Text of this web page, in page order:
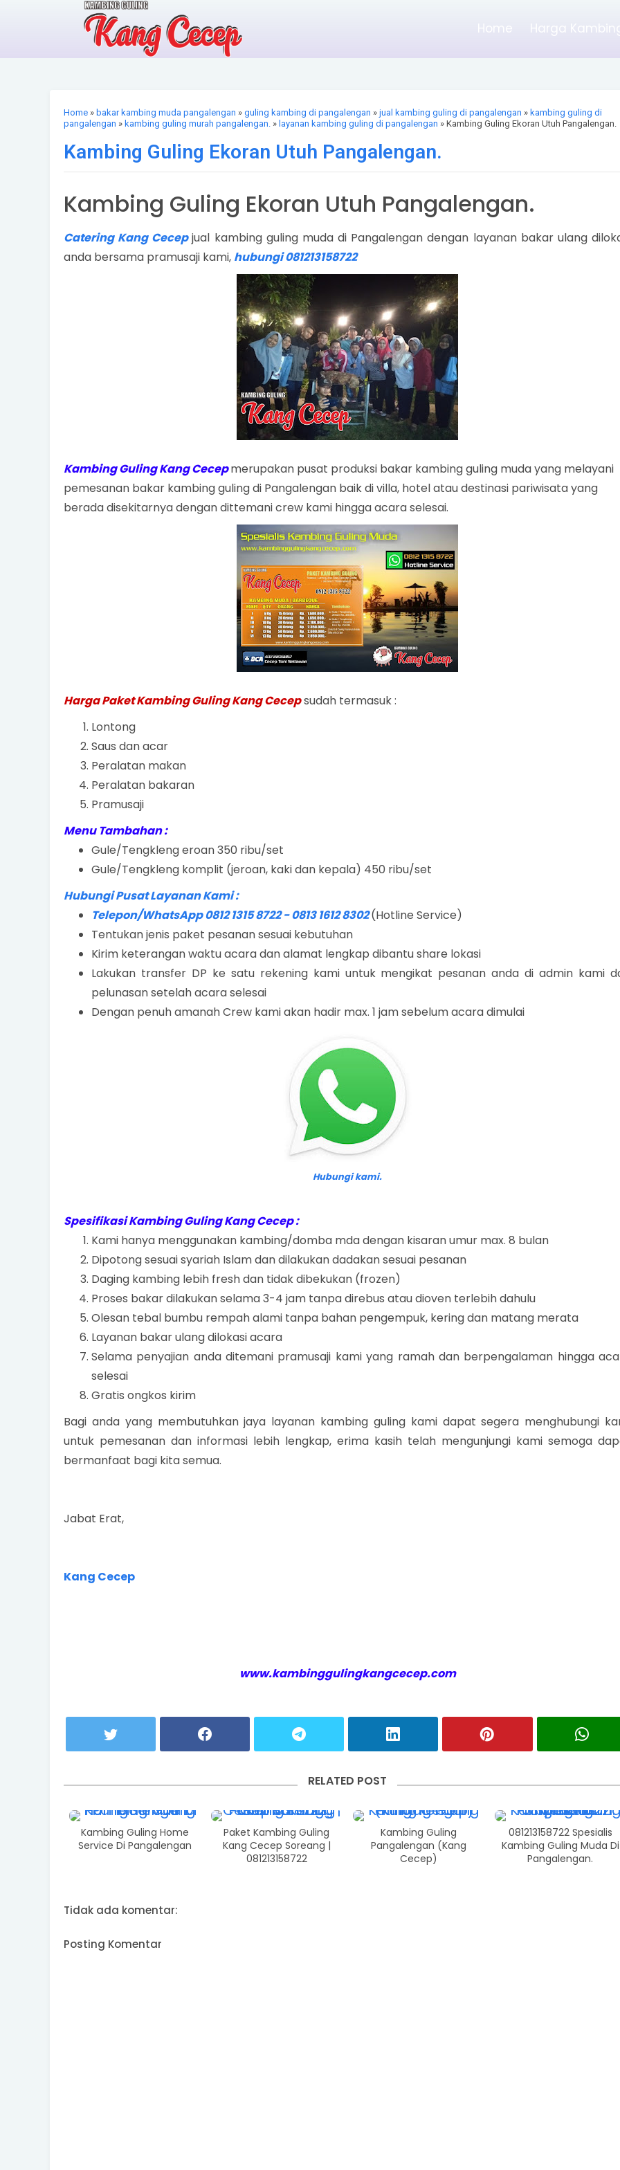
Home Harga
Home » bakar kambing muda pangalengan » guling kambing di pangalengan » jual kambing guling di pangalengan » kambing guling di
pangalengan » kambing guling murah pangalengan. » layanan kambing guling di pangalengan » Kambing Guling Ekoran Utuh Pangalengan.
Kambing Guling Ekoran Utuh Pangalengan.
Kambing Guling Ekoran Utuh Pangalengan.
Catering Kang Cecepjual kambing guling muda di Pangalengan dengan layanan bakar ulang
anda bersama pramusaji kami, hubungi 081213158722
Kambing Guling Kang Cecepmerupakan pusat produksi bakar kambing guling muda yang melayani
pemesanan bakar kambing guling di Pangalengan baik di villa, hotel atau destinasi pariwisata yang
berada disekitarnya dengan dittemani crew kami hingga acara selesai.
Harga Paket Kambing Guling Kang Cecepsudah termasuk :
Lontong
Saus dan acar
Peralatan makan
Peralatan bakaran
Pramusaji
Menu Tambahan :
Gule/Tengkleng eroan 350 ribu/set
Gule/Tengkleng komplit (jeroan, kaki dan kepala) 450 ribu/set
Hubungi Pusat Layanan Kami :
Telepon/WhatsApp 0812 1315 8722 - 0813 1612 8302(Hotline Service)
Tentukan jenis paket pesanan sesuai kebutuhan
Kirim keterangan waktu acara dan alamat lengkap dibantu share lokasi
Lakukan transfer DP ke satu rekening kami untuk mengikat pesanan anda di admin kami
pelunasan setelah acara selesai
Dengan penuh amanah Crew kami akan hadir max. 1 jam sebelum acara dimulai
Hubungi kami.
Spesifikasi Kambing Guling Kang Cecep :
Kami hanya menggunakan kambing/domba mda dengan kisaran umur max. 8 bulan
Dipotong sesuai syariah Islam dan dilakukan dadakan sesuai pesanan
Daging kambing lebih fresh dan tidak dibekukan (frozen)
Proses bakar dilakukan selama 3-4 jam tanpa direbus atau dioven terlebih dahulu
Olesan tebal bumbu rempah alami tanpa bahan pengempuk, kering dan matang merata
Layanan bakar ulang dilokasi acara
Selama penyajian anda ditemani pramusaji kami yang ramah dan berpengalaman hingga
selesai
Gratis ongkos kirim
Bagi anda yang membutuhkan jaya layanan kambing guling kami dapat segera menghubungi
untuk pemesanan dan informasi lebih lengkap, erima kasih telah mengunjungi kami semoga
bermanfaat bagi kita semua.
Jabat Erat,
Kang Cecep
www.kambinggulingkangcecep.com
RELATED POST
Kambing Guling Home
Service Di Pangalengan
Paket Kambing Guling
Kang Cecep Soreang |
081213158722
Kambing Guling
Pangalengan (Kang
Cecep)
081213158722 Spesialis
Kambing Guling Muda Di
Pangalengan.
Tidak ada komentar:
Posting Komentar